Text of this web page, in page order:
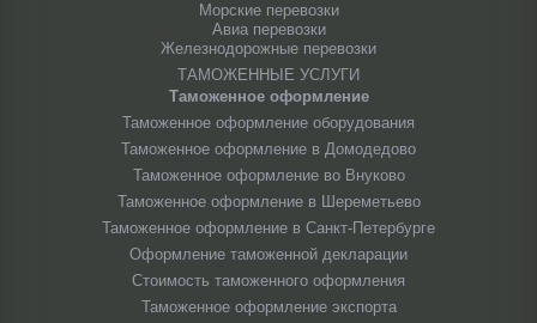
Морские перевозки
Авиа перевозки
Железнодорожные перевозки
ТАМОЖЕННЫЕ УСЛУГИ
Таможенное оформление
Таможенное оформление оборудования
Таможенное оформление в Домодедово
Таможенное оформление во Внуково
Таможенное оформление в Шереметьево
Таможенное оформление в Санкт-Петербурге
Оформление таможенной декларации
Стоимость таможенного оформления
Таможенное оформление экспорта